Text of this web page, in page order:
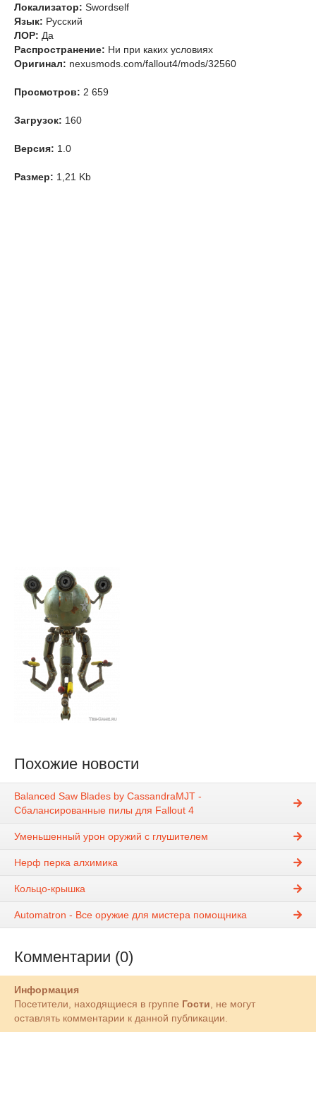
Локализатор: Swordself
Язык: Русский
ЛОР: Да
Распространение: Ни при каких условиях
Оригинал: nexusmods.com/fallout4/mods/32560
Просмотров: 2 659
Загрузок: 160
Версия: 1.0
Размер: 1,21 Kb
Похожие новости
Balanced Saw Blades by CassandraMJT -
Сбалансированные пилы для Fallout 4
Уменьшенный урон оружий с глушителем
Нерф перка алхимика
Кольцо-крышка
Automatron - Все оружие для мистера помощника
Комментарии (0)
Информация
Посетители, находящиеся в группе Гости, не могут
оставлять комментарии к данной публикации.